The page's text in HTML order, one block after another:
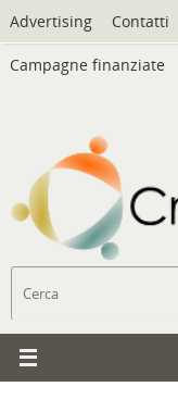
Vai
al
contenuto
Advertising Contatti
Campagne finanziate